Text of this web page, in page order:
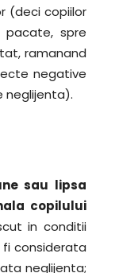
(deci copiilor
spre
ramanand
negative
neglijenta).
sau lipsa
copilului
in conditii
considerata
neglijenta;